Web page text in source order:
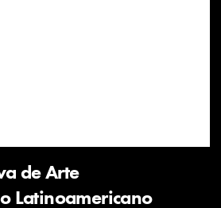
de Arte
Latinoamericano